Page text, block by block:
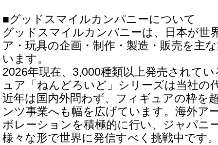
■グッドスマイルカンパニーについて
グッドスマイルカンパニーは、日本が世
ア・玩具の企画・制作・製造・販売を主
います。
2026年現在、3,000種類以上発売されて
ュア「ねんどろいど」シリーズは当社の
近年は国内外問わず、フィギュアの枠を
ンツ事業へも幅を広げています。海外ア
ボレーションを積極的に行い、ジャパニ
様々な形で世界に発信すべく挑戦中です